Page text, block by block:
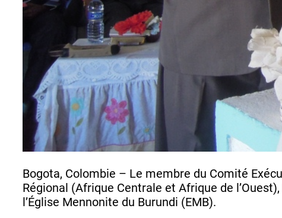
Bogota, Colombie – Le membre du Comité
Régional (Afrique Centrale et Afrique de
l’Église Mennonite du Burundi (EMB).